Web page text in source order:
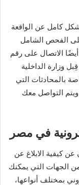
كامل عن الواقعة
الفحص الشامل
الاتصال على رقم
وزارة الداخلية
بالمحادثات التي
ويتم التواصل معك
في مصر
عن كيفية الابلاغ عن
من الجهات التي يمكنك
بمختلف أنواعها،